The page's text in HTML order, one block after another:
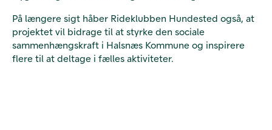
På længere sigt håber Rideklubben Hundested også, at
projektet vil bidrage til at styrke den sociale
sammenhængskraft i Halsnæs Kommune og inspirere
flere til at deltage i fælles aktiviteter.